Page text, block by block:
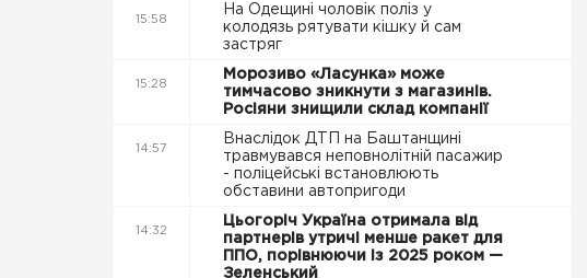
15:58
На Одещині чоловік поліз у
колодязь рятувати кішку й сам
застряг
15:28
Морозиво «Ласунка» може
тимчасово зникнути з магазинів.
Росіяни знищили склад компанії
14:57
Внаслідок ДТП на Баштанщині
травмувався неповнолітній пасажир
- поліцейські встановлюють
обставини автопригоди
14:32
Цьогоріч Україна отримала від
партнерів утричі менше ракет для
ППО, порівнюючи із 2025 роком —
Зеленський